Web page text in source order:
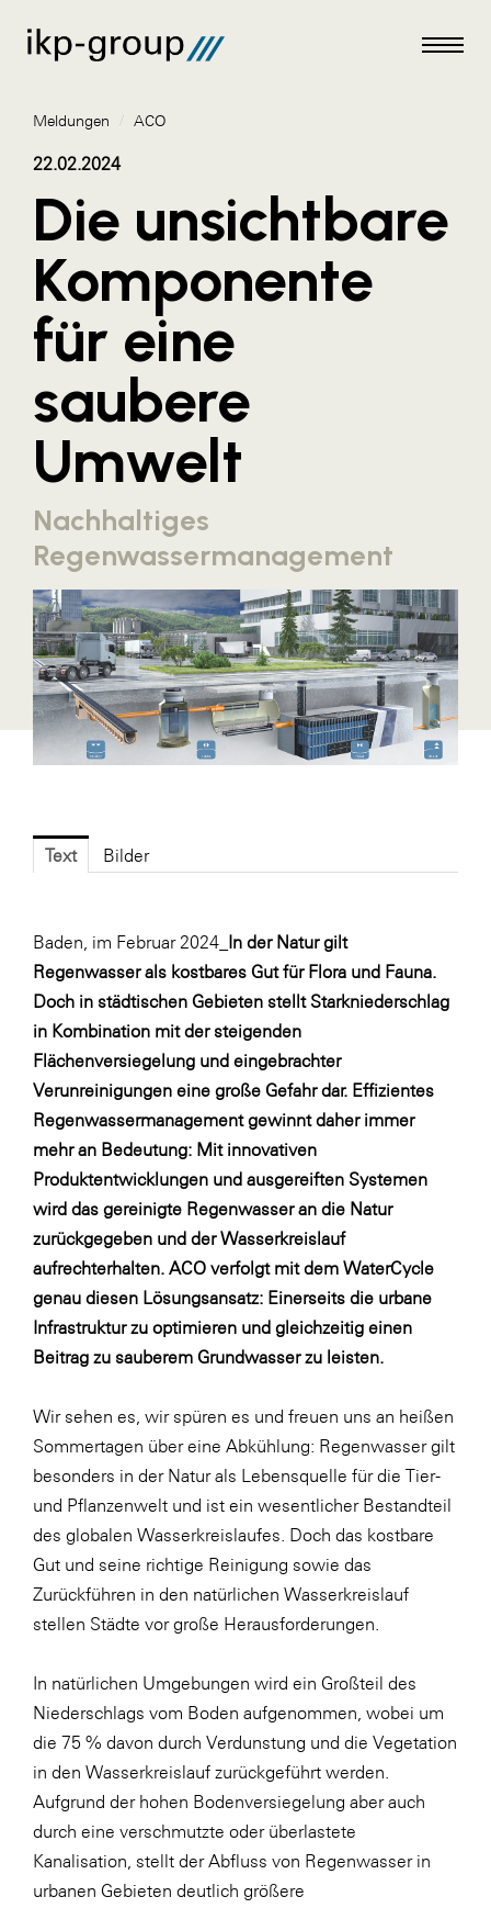
Meldungen
AKTUELLES
ACO
ALEX Krems
Amazon Web Services
Artweger
AustroCel Hallein
Blaguss
Bundesverband Sonnenschutztechnik
Cineplexx
Colmobil Austria
Controller Institut
Darbo
Designer Outlets Parndorf und Salzburg
Essity
foodaffairs
Fressnapf
FRoSTA
FV Energierohstoff & Kraftstoff
Gas Connect Austria
GBV - Verband gemeinnütziger
Bauvereinigungen
Getzner Werkstoffe
Heimat Österreich
ikp
Johnson & Johnson
JELD-WEN DANA
kosaplaner
LAT Nitrogen
Libro
Lidl Österreich
Die Menü-Manufaktur
OMV
OptimaMed
PAGRO
PHH Rechtsanwält:innen
Primark
Salesforce
Meldungen / ACO
22.02.2024
Die unsichtbare
Komponente
für eine
saubere
Umwelt
Nachhaltiges
Regenwassermanagement
Text Bilder
Baden, im Februar 2024_ In der Natur gilt
Regenwasser als kostbares Gut für Flora und Fauna.
Doch in städtischen Gebieten stellt Starkniederschlag
in Kombination mit der steigenden
Flächenversiegelung und eingebrachter
Verunreinigungen eine große Gefahr dar. Effizientes
Regenwassermanagement gewinnt daher immer
mehr an Bedeutung: Mit innovativen
Produktentwicklungen und ausgereiften Systemen
wird das gereinigte Regenwasser an die Natur
zurückgegeben und der Wasserkreislauf
aufrechterhalten. ACO verfolgt mit dem WaterCycle
genau diesen Lösungsansatz: Einerseits die urbane
Infrastruktur zu optimieren und gleichzeitig einen
Beitrag zu sauberem Grundwasser zu leisten.
Wir sehen es, wir spüren es und freuen uns an heißen
Sommertagen über eine Abkühlung: Regenwasser gilt
besonders in der Natur als Lebensquelle für die Tier-
und Pflanzenwelt und ist ein wesentlicher Bestandteil
des globalen Wasserkreislaufes. Doch das kostbare
Gut und seine richtige Reinigung sowie das
Zurückführen in den natürlichen Wasserkreislauf
stellen Städte vor große Herausforderungen.
In natürlichen Umgebungen wird ein Großteil des
Niederschlags vom Boden aufgenommen, wobei um
die 75 % davon durch Verdunstung und die Vegetation
in den Wasserkreislauf zurückgeführt werden.
Aufgrund der hohen Bodenversiegelung aber auch
durch eine verschmutzte oder überlastete
Kanalisation, stellt der Abfluss von Regenwasser in
urbanen Gebieten deutlich größere